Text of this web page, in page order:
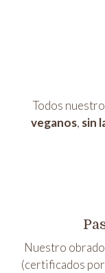
Todos
veganos, sin
Nuestro
(certificados